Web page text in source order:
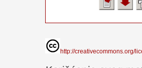
http://creativecommons.org/